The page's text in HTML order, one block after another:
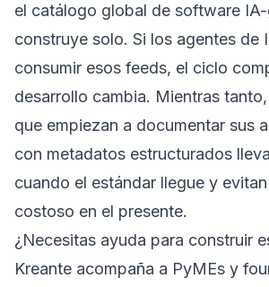
el catálogo global de software
construye solo. Si los agentes de
consumir esos feeds, el ciclo
desarrollo cambia. Mientras
que empiezan a documentar sus
con metadatos estructurados
cuando el estándar llegue y
costoso en el presente.
¿Necesitas ayuda para construir
Kreante acompaña a PyMEs y